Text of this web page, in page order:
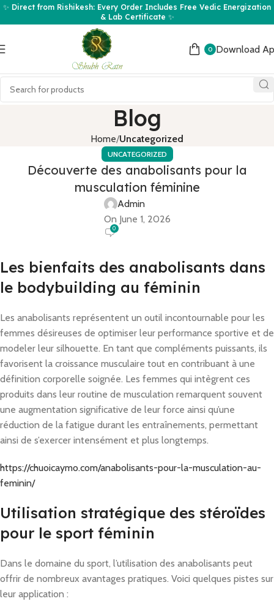
✨ Direct from Rishikesh: Every Order Includes Free Vedic Energization
& Lab Certificate ✨
0 Download
Blog
Home Uncategorized
UNCATEGORIZED
Découverte des anabolisants pour la
musculation féminine
Admin
On June 1, 2026
0
Les bienfaits des anabolisants dans
le bodybuilding au féminin
Les anabolisants représentent un outil incontournable pour les
femmes désireuses de optimiser leur performance sportive et de
modeler leur silhouette. En tant que compléments puissants, ils
favorisent la croissance musculaire tout en contribuant à une
définition corporelle soignée. Les femmes qui intègrent ces
produits dans leur routine de musculation remarquent souvent
une augmentation significative de leur force ainsi qu’une
réduction de la fatigue durant les entraînements, permettant
ainsi de s’exercer intensément et plus longtemps.
https://chuoicaymo.com/anabolisants-pour-la-musculation-au-
feminin/
Utilisation stratégique des stéroïdes
pour le sport féminin
Dans le domaine du sport, l’utilisation des anabolisants peut
offrir de nombreux avantages pratiques. Voici quelques pistes sur
leur application :